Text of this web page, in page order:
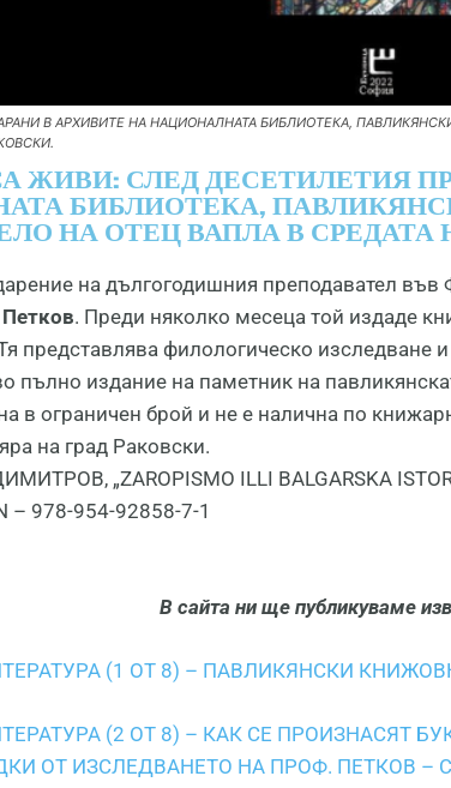
В АРХИВИТЕ НА НАЦИОНАЛНАТА БИБЛИОТЕКА,
ЖИВИ: СЛЕД ДЕСЕТИЛЕТИЯ
БИБЛИОТЕКА,
НА ОТЕЦ ВАПЛА В СРЕДАТА
на дългогодишния преподавател
. Преди няколко месеца той издаде
представлява филологическо изследване
пълно издание на паметник на
в ограничен брой и не е налична по
на град Раковски.
„ZAROPISMO ILLI BALGARSKA
– 978-954-92858-7-1
В сайта ни ще публикуваме
(1 ОТ 8) – ПАВЛИКЯНСКИ
(2 ОТ 8) – КАК СЕ ПРОИЗНАСЯТ
ОТ ИЗСЛЕДВАНЕТО НА ПРОФ. ПЕТКОВ –